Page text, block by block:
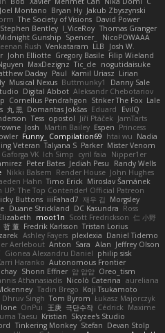
Joel Montano Bryan Hy Jakub Zbyszynski
The Society of Visions David Power
Stephen Bentley I_ViceRoy Thomas Granger
Midnight Gunship Spencer_
NicoPOWAAA
Rush Venkataram LLB
Josh W.
John Elliotte Gregory Basile Filip Wieland
MaxDezignz Tic_cle nogutidaisuke
Daday Paul Kamil Uriasz Lirian
Musical Nexus Buttmunky1
Danny Sale
Digital Abbot Aleksandr Chebotariov
Cornellus Pendrahgon Striker The Fox Lale
丸 黒 Domantas Jokšas Eduard
EvilQ
Tess opostol Jiří Ptáček JamTarts
Josh Martin Bailey Espen Princess
Funny_ Compilation69 htai wu Nadia
Veteran Talyana S Parker Mister Venom
Gaforga VK Ich Simp cyril faia
Nipper1er
Peter Bates Jediah Pesu
Randy Wells
Nikki Balsem Render House John Hughes
Hahn Timo Erick Miroslav Šamánek
UP: The Top Contender! Official Patreon
Buttons iiiFahad7 재우 김 Morgsley
Duane Strickland DC Kasundra Ross
moot1n Scott Fredrickson 仁 小野
哲 董 Fredrik Karlsson Tristan Lorius
Ashley Fayers plexlexia Daniel Tidemo
Aerlebout Anton Sara Alan Jeffrey Olson
Gionea Alexandru Daniel philip sisk
Haranko Autonomous Frontier
Shonn Effner 얍 얍얍 Oreo_tism
Athanasiadis Nicolò Caterina aureliana
Tadin Brego Koji Tsukamoto
Dhruv Singh Tom Byrom Łukasz Majorczyk
OnPui 王庚 극단수작 Cédrick Maxime
Taesu Kristian Skyzee's Studio
Tinkering Monkey Stefan Devan Stolp